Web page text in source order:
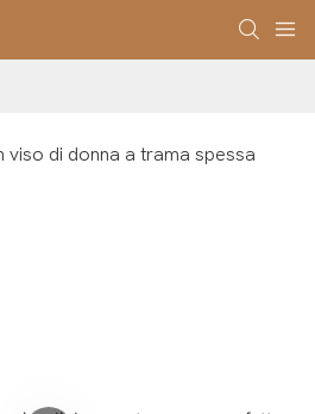
viso di donna a trama spessa